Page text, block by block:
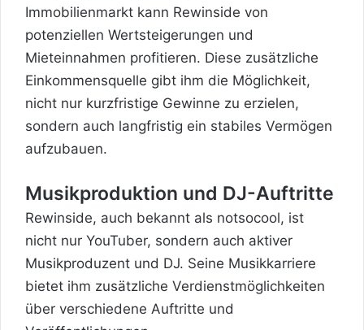
Immobilienmarkt kann Rewinside von
potenziellen Wertsteigerungen und
Mieteinnahmen profitieren. Diese zusätzliche
Einkommensquelle gibt ihm die Möglichkeit,
nicht nur kurzfristige Gewinne zu erzielen,
sondern auch langfristig ein stabiles Vermögen
aufzubauen.
Musikproduktion und DJ-Auftritte
Rewinside, auch bekannt als notsocool, ist
nicht nur YouTuber, sondern auch aktiver
Musikproduzent und DJ. Seine Musikkarriere
bietet ihm zusätzliche Verdienstmöglichkeiten
über verschiedene Auftritte und